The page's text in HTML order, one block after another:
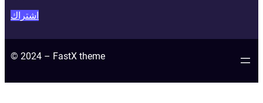
اشتراك
© 2024 – FastX theme